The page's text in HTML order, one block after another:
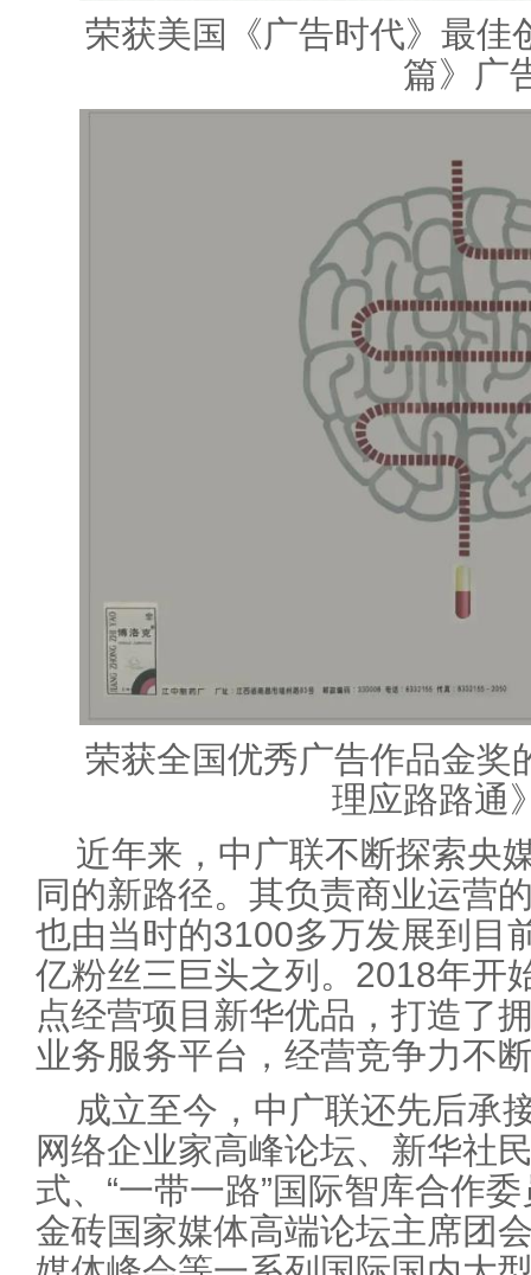
荣获美国《广告时代》最佳
篇》广
荣获全国优秀广告作品金奖
理应路路通
近年来，中广联不断探索央
同的新路径。其负责商业运营
也由当时的3100多万发展到目
亿粉丝三巨头之列。2018年开
点经营项目新华优品，打造了
业务服务平台，经营竞争力不
成立至今，中广联还先后承
网络企业家高峰论坛、新华社
式、“一带一路”国际智库合作
金砖国家媒体高端论坛主席团